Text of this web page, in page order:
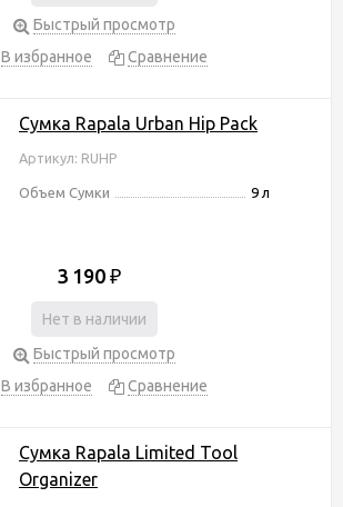
Быстрый просмотр
В избранное
Сравнение
Сумка Rapala Urban Hip Pack
Артикул: RUHP
Объем Сумки 9 л
3 190 ₽
Нет в наличии
Быстрый просмотр
В избранное
Сравнение
Сумка Rapala Limited Tool
Organizer